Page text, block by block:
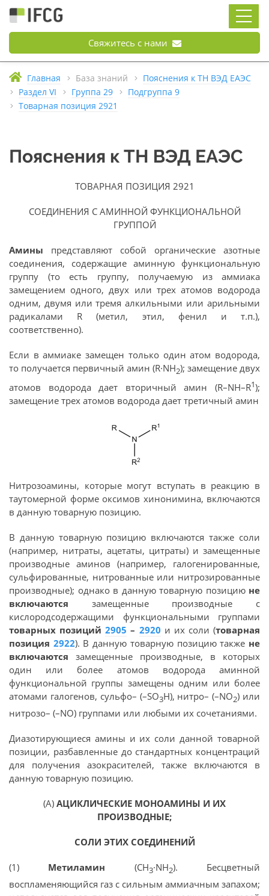
Свяжитесь с нами
Главная База знаний
Пояснения к ТН ВЭД ЕАЭС
Раздел VI
Группа 29
Подгруппа 9
Товарная позиция 2921
Пояснения к ТН ВЭД ЕАЭС
ТОВАРНАЯ ПОЗИЦИЯ 2921
СОЕДИНЕНИЯ С АМИННОЙ ФУНКЦИОНАЛЬНОЙ
ГРУППОЙ
Амины представляют собой органические азотные
соединения, содержащие аминную функциональную
группу (то есть группу, получаемую из аммиака
замещением одного, двух или трех атомов водорода
одним, двумя или тремя алкильными или арильными
радикалами R (метил, этил, фенил и т.п.),
соответственно).
Если в аммиаке замещен только один атом водорода,
то получается первичный амин (R·NH2); замещение двух
атомов водорода дает вторичный амин (R–NH–R1);
замещение трех атомов водорода дает третичный амин
Нитрозоамины, которые могут вступать в реакцию в
таутомерной форме оксимов хинонимина, включаются
в данную товарную позицию.
В данную товарную позицию включаются также соли
(например, нитраты, ацетаты, цитраты) и замещенные
производные аминов (например, галогенированные,
сульфированные, нитрованные или нитрозированные
производные); однако в данную товарную позицию не
включаются замещенные производные с
кислородсодержащими функциональными группами
товарных позиций2905 – 2920 и их соли (товарная
позиция 2922). В данную товарную позицию также не
включаются замещенные производные, в которых
один или более атомов водорода аминной
функциональной группы замещены одним или более
атомами галогенов, сульфо– (–SO3H), нитро– (–NO2) или
нитрозо– (–NO) группами или любыми их сочетаниями.
Диазотирующиеся амины и их соли данной товарной
позиции, разбавленные до стандартных концентраций
для получения азокрасителей, также включаются в
данную товарную позицию.
(А) АЦИКЛИЧЕСКИЕ МОНОАМИНЫ И ИХ
ПРОИЗВОДНЫЕ;
СОЛИ ЭТИХ СОЕДИНЕНИЙ
(1) Метиламин (СН3·NH2). Бесцветный
воспламеняющийся газ с сильным аммиачным запахом;